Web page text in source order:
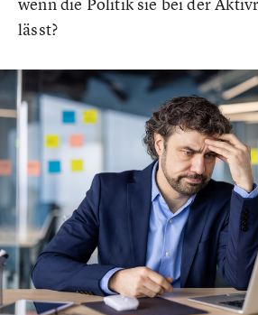
lässt?